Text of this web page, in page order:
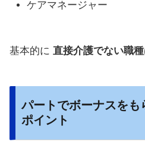
ケアマネージャー
基本的に 直接介護でない職
パートでボーナスをも
ポイント